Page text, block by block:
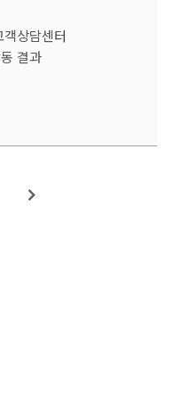
상담센터
결과